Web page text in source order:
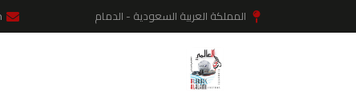
إلى
المملكة العربية السعودية - الدمام
navigation